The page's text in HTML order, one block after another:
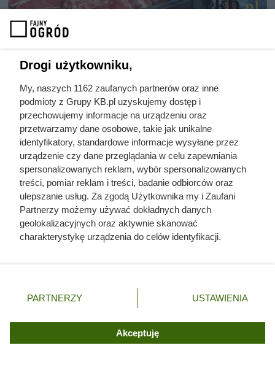
Dziennikarze ujawnili
zaskoczeni
próbował zgwałcić. Historia
polskiego władcy zaskakuje
Drogi użytkowniku,
My, naszych 1162 zaufanych partnerów oraz inne
podmioty z Grupy KB.pl uzyskujemy dostęp i
przechowujemy informacje na urządzeniu oraz
przetwarzamy dane osobowe, takie jak unikalne
identyfikatory, standardowe informacje wysyłane przez
urządzenie czy dane przeglądania w celu zapewniania
spersonalizowanych reklam, wybór spersonalizowanych
treści, pomiar reklam i treści, badanie odbiorców oraz
ulepszanie usług. Za zgodą Użytkownika my i Zaufani
Partnerzy możemy używać dokładnych danych
geolokalizacyjnych oraz aktywnie skanować
charakterystykę urządzenia do celów identyfikacji.
zmienić/wycofać klikając przycisk ustawień prywatności
znajdujący się w lewym dolnym rogu strony. Niektóre
użytkownika, ale masz prawo sprzeciwić się takiemu
przetwarzaniu. Preferencje będą miały zastosowania tylko
PARTNERZY USTAWIENIA
Akceptuję